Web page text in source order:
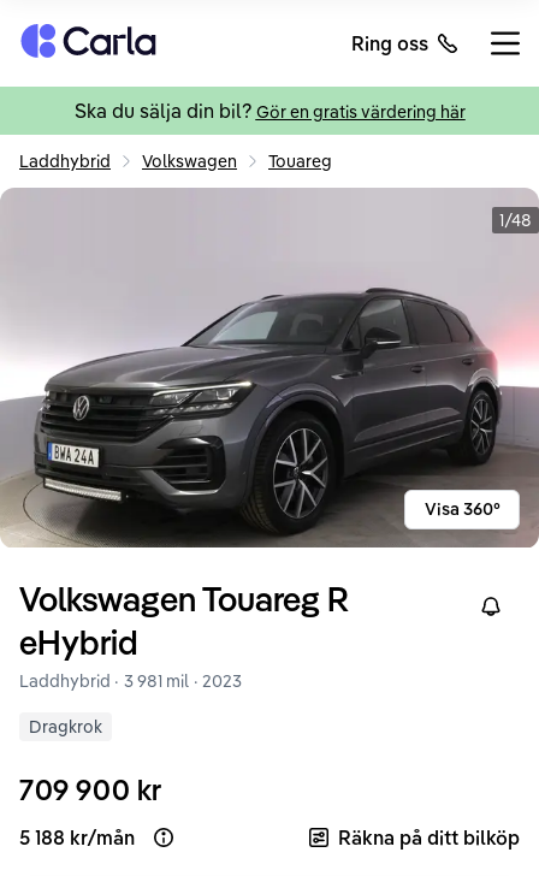
Tillbaka till startsidan Ring oss
Ska du sälja din bil? Gör en gratis värdering här
Laddhybrid Volkswagen Touareg
1/48
Visa 360°
VolkswagenTouareg R
eHybrid
Right
Laddhybrid · 3 981 mil · 2023
Dragkrok
709 900 kr
5 188 kr/mån Open loan example Räkna på ditt bilköp